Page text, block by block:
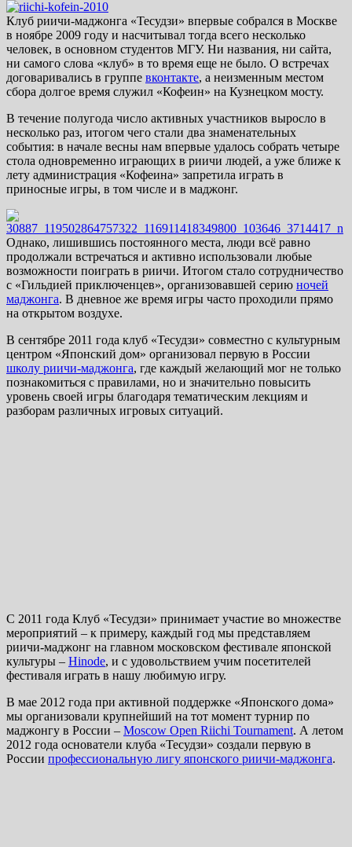
Клуб риичи-маджонга «Тесудзи» впервые собрался в Москве
в ноябре 2009 году и насчитывал тогда всего несколько
человек, в основном студентов МГУ. Ни названия, ни сайта,
ни самого слова «клуб» в то время еще не было. О встречах
договаривались в группе вконтакте, а неизменным местом
сбора долгое время служил «Кофеин» на Кузнецком мосту.
В течение полугода число активных участников выросло в
несколько раз, итогом чего стали два знаменательных
события: в начале весны нам впервые удалось собрать четыре
стола одновременно играющих в риичи людей, а уже ближе к
лету администрация «Кофеина» запретила играть в
приносные игры, в том числе и в маджонг.
Однако, лишившись постоянного места, люди всё равно
продолжали встречаться и активно использовали любые
возможности поиграть в риичи. Итогом стало сотрудничество
с «Гильдией приключенцев», организовавшей серию ночей
маджонга. В дневное же время игры часто проходили прямо
на открытом воздухе.
В сентябре 2011 года клуб «Тесудзи» совместно с культурным
центром «Японский дом» организовал первую в России
школу риичи-маджонга, где каждый желающий мог не только
познакомиться с правилами, но и значительно повысить
уровень своей игры благодаря тематическим лекциям и
разборам различных игровых ситуаций.
С 2011 года Клуб «Тесудзи» принимает участие во множестве
мероприятий – к примеру, каждый год мы представляем
риичи-маджонг на главном московском фестивале японской
культуры – Hinode, и с удовольствием учим посетителей
фестиваля играть в нашу любимую игру.
В мае 2012 года при активной поддержке «Японского дома»
мы организовали крупнейший на тот момент турнир по
маджонгу в России – Moscow Open Riichi Tournament. А летом
2012 года основатели клуба «Тесудзи» создали первую в
России профессиональную лигу японского риичи-маджонга.